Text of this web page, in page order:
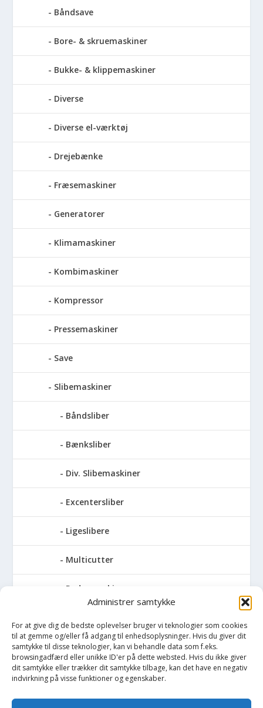
Administrer samtykke
For at give dig de bedste oplevelser bruger vi teknologier som cookies
til at gemme og/eller få adgang til enhedsoplysninger. Hvis du giver dit
samtykke til disse teknologier, kan vi behandle data som f.eks.
browsingadfærd eller unikke ID'er på dette websted. Hvis du ikke giver
dit samtykke eller trækker dit samtykke tilbage, kan det have en negativ
indvirkning på visse funktioner og egenskaber.
Båndsave
Bore- & skruemaskiner
Bukke- & klippemaskiner
Diverse
Diverse el-værktøj
Drejebænke
Fræsemaskiner
Generatorer
Klimamaskiner
Kombimaskiner
Kompressor
Pressemaskiner
Save
Slibemaskiner
Båndsliber
Bænksliber
Div. Slibemaskiner
Excentersliber
Ligeslibere
Multicutter
Pudsemaskiner
høvlknive
Vådsliber